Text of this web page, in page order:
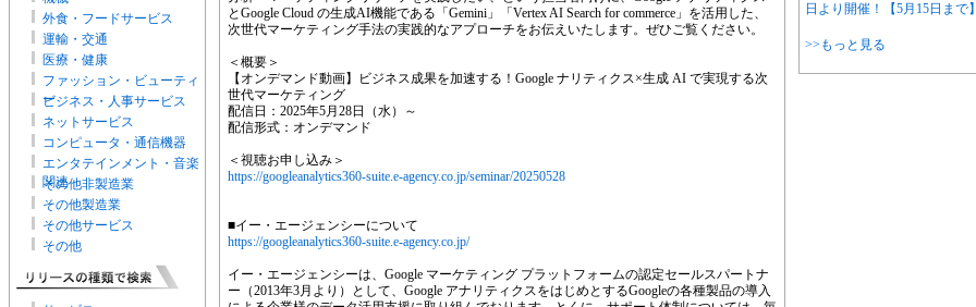
外食・フードサービス
運輸・交通
医療・健康
ファッション・ビューティ
ー
ビジネス・人事サービス
ネットサービス
コンピュータ・通信機器
エンタテインメント・音楽
関連
その他非製造業
その他製造業
その他サービス
その他
とGoogle Cloud の生成AI機能である「Gemini」「Vertex AI Search for commerce」を活用した、
次世代マーケティング手法の実践的なアプローチをお伝えいたします。ぜひご覧ください。
＜概要＞
【オンデマンド動画】ビジネス成果を加速する！Google ナリティクス×生成 AI で実現する次
世代マーケティング
配信日：2025年5月28日（水）～
配信形式：オンデマンド
＜視聴お申し込み＞
https://googleanalytics360-suite.e-agency.co.jp/seminar/20250528
■イー・エージェンシーについて
https://googleanalytics360-suite.e-agency.co.jp/
イー・エージェンシーは、Google マーケティング プラットフォームの認定セールスパートナ
ー（2013年3月より）として、Google アナリティクスをはじめとするGoogleの各種製品の導入
日より開催！【5月15日まで】
>>もっと見る